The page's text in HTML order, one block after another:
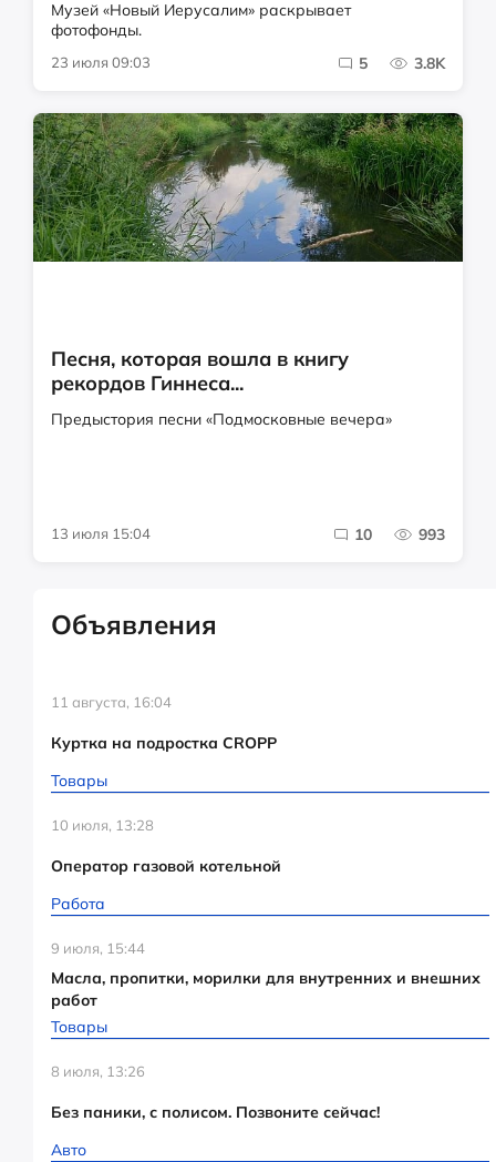
Музей «Новый Иерусалим» раскрывает
фотофонды.
23 июля 09:03 5 3.8K
Песня, которая вошла в книгу
рекордов Гиннеса...
Предыстория песни «Подмосковные вечера»
13 июля 15:04 10 993
Объявления
11 августа, 16:04
Куртка на подростка CROPP
Товары
10 июля, 13:28
Оператор газовой котельной
Работа
9 июля, 15:44
Масла, пропитки, морилки для внутренних и внешних
работ
Товары
8 июля, 13:26
Без паники, с полисом. Позвоните сейчас!
Авто